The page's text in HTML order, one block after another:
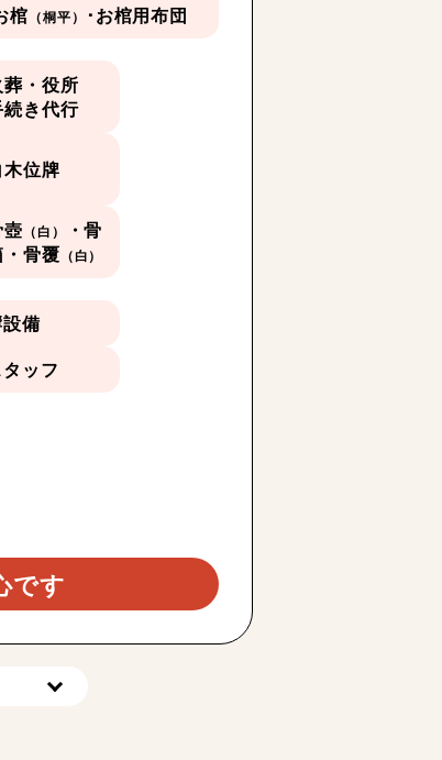
棺 （桐平） ･お棺用布団
葬・役所
き代行
木位牌
（白）
・骨
骨覆 （白）
備
ッフ
です